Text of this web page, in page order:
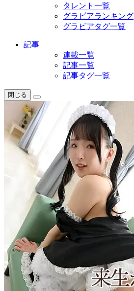
タレント一覧
グラビアランキング
グラビアタグ一覧
記事
連載一覧
記事一覧
記事タグ一覧
閉じる